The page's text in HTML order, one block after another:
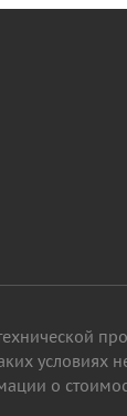
условиях
о